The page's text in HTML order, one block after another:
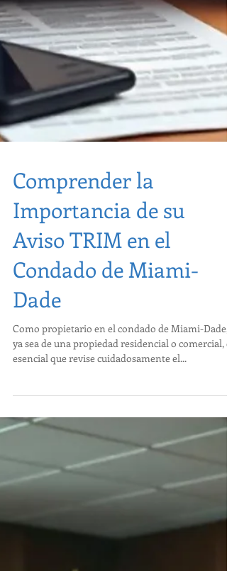
Comprender la
Importancia de su
Aviso TRIM en el
Condado de Miami-
Dade
Como propietario en el condado de Miami-Dade,
esencial que revise cuidadosamente el...